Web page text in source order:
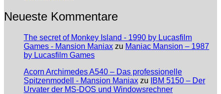
Neueste Kommentare
The secret of Monkey Island - 1990 by Lucasfilm
Games - Mansion Maniax zu Maniac Mansion – 1987
by Lucasfilm Games
Acorn Archimedes A540 – Das professionelle
Spitzenmodell - Mansion Maniax zu
IBM 5150 – Der
Urvater der MS-DOS und Windowsrechner